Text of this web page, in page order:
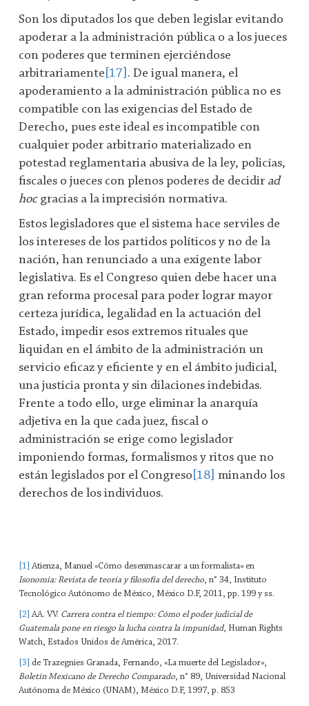
Son los diputados los que deben legislar evitando
apoderar a la administración pública o a los jueces
con poderes que terminen ejerciéndose
arbitrariamente [17] . De igual manera, el
apoderamiento a la administración pública no es
compatible con las exigencias del Estado de
Derecho, pues este ideal es incompatible con
cualquier poder arbitrario materializado en
potestad reglamentaria abusiva de la ley, policías,
fiscales o jueces con plenos poderes de decidir ad
hocgracias a la imprecisión normativa.
Estos legisladores que el sistema hace serviles de
los intereses de los partidos políticos y no de la
nación, han renunciado a una exigente labor
legislativa. Es el Congreso quien debe hacer una
gran reforma procesal para poder lograr mayor
certeza jurídica, legalidad en la actuación del
Estado, impedir esos extremos rituales que
liquidan en el ámbito de la administración un
servicio eficaz y eficiente y en el ámbito judicial,
una justicia pronta y sin dilaciones indebidas.
Frente a todo ello, urge eliminar la anarquía
adjetiva en la que cada juez, fiscal o
administración se erige como legislador
imponiendo formas, formalismos y ritos que no
están legislados por el Congreso [18] minando los
derechos de los individuos.
[1] Atienza, Manuel «Cómo desenmascarar a un formalista» en
Isonomía: Revista de teoría y filosofía del derecho, n° 34, Instituto
Tecnológico Autónomo de México, México D.F, 2011, pp. 199 y ss.
[2] AA. VV. Carrera contra el tiempo: Cómo el poder judicial de
Guatemala pone en riesgo la lucha contra la impunidad, Human Rights
Watch, Estados Unidos de América, 2017.
[3]
de Trazegnies Granada, Fernando, «La muerte del Legislador»,
Boletín Mexicano de Derecho Comparado, n° 89, Universidad Nacional
Autónoma de México (UNAM), México D.F, 1997, p. 853